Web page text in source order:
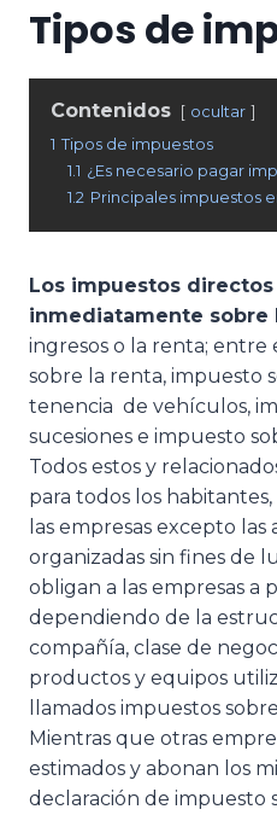
Tipos de
Contenidos
ocultar
1 Tipos de impuestos
1.1 ¿Es necesario pagar
1.2 Principales impuestos
Los impuestos
inmediatamente sobre
ingresos o la renta; entre
sobre la renta, impuesto
tenencia de vehículos,
sucesiones e impuesto
Todos estos y
para todos los
las empresas excepto las
organizadas sin fines de
obligan a las empresas a
dependiendo de la
compañía, clase de
productos y equipos
llamados impuestos
Mientras que otras
estimados y abonan los
declaración de impuesto